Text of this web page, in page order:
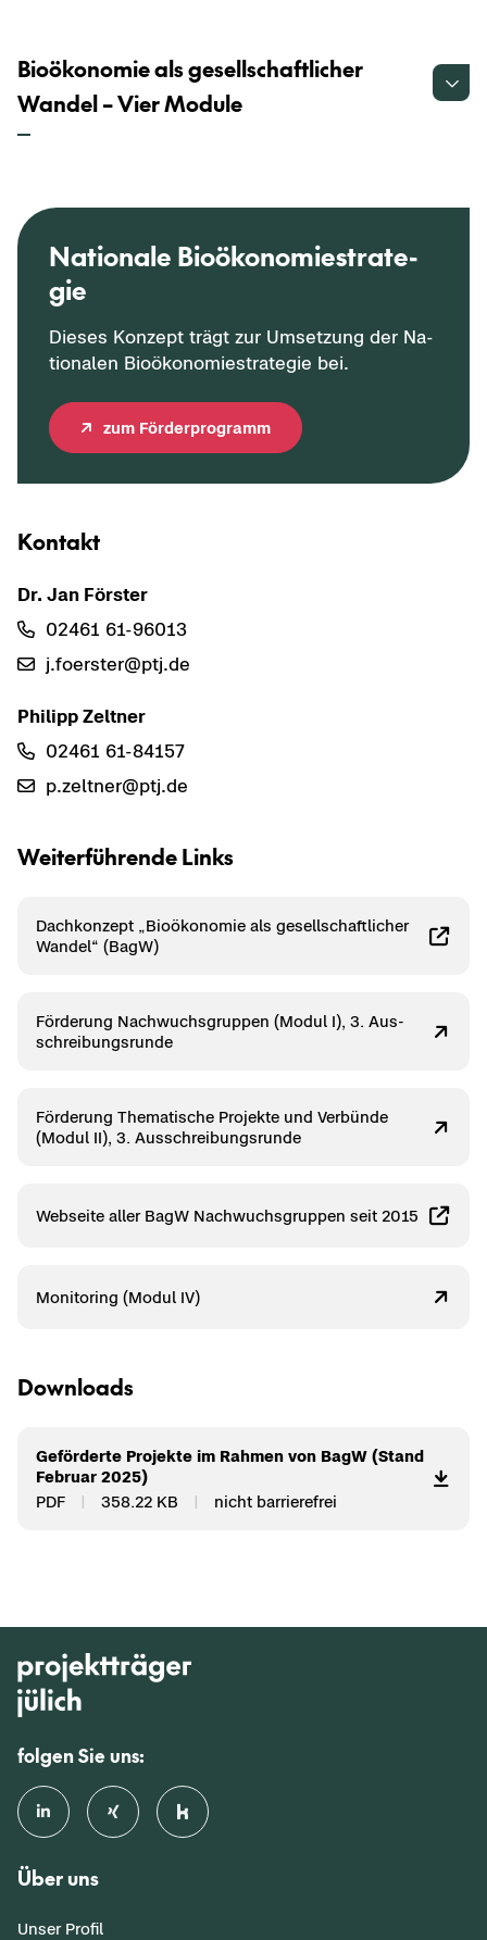
Bioökonomie als gesellschaftlicher
Wandel – Vier Module
Na­tio­na­le Bio­öko­no­mie­stra­te­
gie
Die­ses Kon­zept trägt zur Um­set­zung der Na­
tio­na­len Bio­öko­no­mie­stra­te­gie bei.
zum För­der­pro­gramm
Kon­takt
Dr. Jan Förs­ter
02461 61-​96013
j.fo­ers­ter@ptj.de
Phil­ipp Zelt­ner
02461 61-​84157
p.zelt­ner@ptj.de
Wei­ter­füh­ren­de Links
Dach­kon­zept „Bio­öko­no­mie als ge­sell­schaft­li­cher
Wan­del“ (BagW)
För­de­rung Nach­wuchs­grup­pen (Modul I), 3. Aus­
schrei­bungs­run­de
För­de­rung The­ma­ti­sche Pro­jek­te und Ver­bün­de
(Modul II), 3. Aus­schrei­bungs­run­de
Web­sei­te aller BagW Nach­wuchs­grup­pen seit 2015
Mo­ni­to­ring (Modul IV)
Down­loads
Ge­för­der­te Pro­jek­te im Rah­men von BagW (Stand
Fe­bru­ar 2025)
PDF
358.22 KB nicht bar­rie­re­frei
folgen Sie uns:
Über uns
Unser Profil